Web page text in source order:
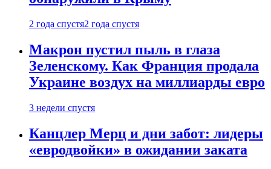
2 года спустя2 года спустя
Макрон пустил пыль в глаза
Зеленскому. Как Франция продала
Украине воздух на миллиарды евро
3 недели спустя
Канцлер Мерц и дни забот: лидеры
«евродвойки» в ожидании заката